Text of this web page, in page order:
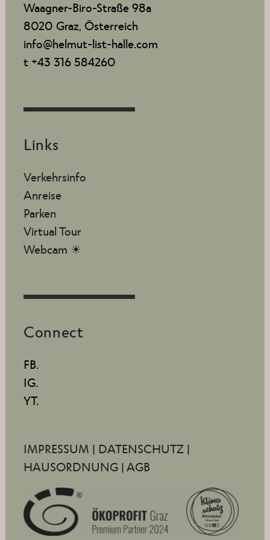
Waagner-Biro-Straße 98a
8020 Graz, Österreich
info@helmut-list-halle.com
t +43 316 584260
Links
Verkehrsinfo
Anreise
Parken
Virtual Tour
Webcam ☀
Connect
FB.
IG.
YT.
IMPRESSUM | DATENSCHUTZ |
HAUSORDNUNG | AGB